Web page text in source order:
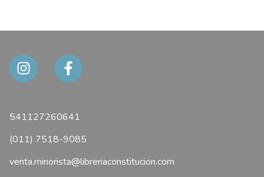
541127260641
(011) 7518-9085
venta.minorista@libreriaconstitucion.com